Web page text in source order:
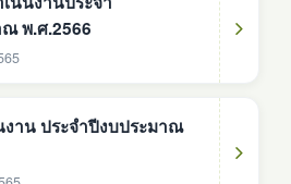
พ.ศ.2566
าน ประจำปีงบประมาณ